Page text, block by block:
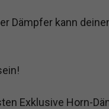
Dämpfer kann
Exklusive Horn-